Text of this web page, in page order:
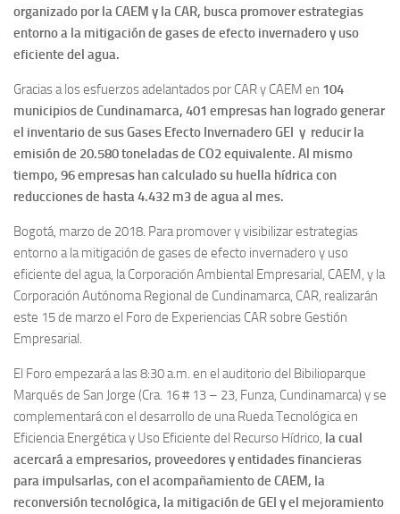
organizado por la CAEM y la CAR, busca promover estrategias
entorno a la mitigación de gases de efecto invernadero y uso
eficiente del agua.
Gracias a los esfuerzos adelantados por CAR y CAEM en 104
municipios de Cundinamarca, 401 empresas han logrado generar
el inventario de sus Gases Efecto Invernadero GEI y reducir la
emisión de 20.580 toneladas de CO2 equivalente. Al mismo
tiempo, 96 empresas han calculado su huella hídrica con
reducciones de hasta 4.432 m3 de agua al mes.
Bogotá, marzo de 2018. Para promover y visibilizar estrategias
entorno a la mitigación de gases de efecto invernadero y uso
eficiente del agua, la Corporación Ambiental Empresarial, CAEM, y la
Corporación Autónoma Regional de Cundinamarca, CAR, realizarán
este 15 de marzo el Foro de Experiencias CAR sobre Gestión
Empresarial.
El Foro empezará a las 8:30 a.m. en el auditorio del Bibilioparque
Marqués de San Jorge (Cra. 16 # 13 – 23, Funza, Cundinamarca) y se
complementará con el desarrollo de una Rueda Tecnológica en
Eficiencia Energética y Uso Eficiente del Recurso Hídrico, la cual
acercará a empresarios, proveedores y entidades financieras
para impulsarlas, con el acompañamiento de CAEM, la
reconversión tecnológica, la mitigación de GEI y el mejoramiento